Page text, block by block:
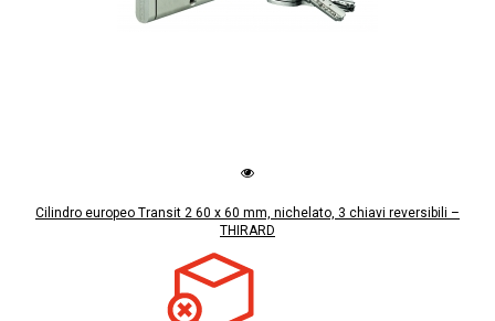
Cilindro europeo Transit 2 60 x 60 mm, nichelato, 3 chiavi reversibili –
THIRARD